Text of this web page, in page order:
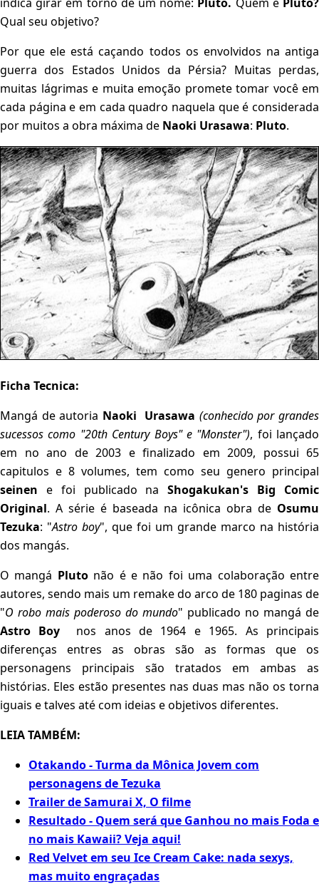
Qual seu objetivo?
Por que ele está caçando todos os envolvidos na antiga
guerra dos Estados Unidos da Pérsia? Muitas perdas,
muitas lágrimas e muita emoção promete tomar você em
cada página e em cada quadro naquela que é considerada
por muitos a obra máxima de Naoki Urasawa: Pluto.
Ficha Tecnica:
Mangá de autoria Naoki Urasawa (conhecido por grandes
sucessos como "20th Century Boys" e "Monster"), foi lançado
em no ano de 2003 e finalizado em 2009, possui 65
capitulos e 8 volumes, tem como seu genero principal
seinen e foi publicado naShogakukan's Big Comic
Original. A série é baseada na icônica obra de Osumu
Tezuka: "Astro boy", que foi um grande marco na história
dos mangás.
O mangá Plutonão é e não foi uma colaboração entre
autores, sendo mais um remake do arco de 180 paginas de
"O robo mais poderoso do mundo" publicado no mangá de
Astro Boy nos anos de 1964 e 1965. As principais
diferenças entres as obras são as formas que os
personagens principais são tratados em ambas as
histórias. Eles estão presentes nas duas mas não os torna
iguais e talves até com ideias e objetivos diferentes.
LEIA TAMBÉM:
Otakando - Turma da Mônica Jovem com
personagens de Tezuka
Trailer de Samurai X, O filme
Resultado - Quem será que Ganhou no mais Foda e
no mais Kawaii? Veja aqui!
Red Velvet em seu Ice Cream Cake: nada sexys,
mas muito engraçadas